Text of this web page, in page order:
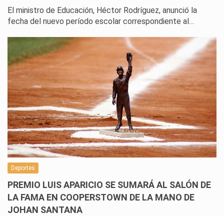
El ministro de Educación, Héctor Rodríguez, anunció la
fecha del nuevo período escolar correspondiente al…
Deportes
PREMIO LUIS APARICIO SE SUMARÁ AL SALÓN DE
LA FAMA EN COOPERSTOWN DE LA MANO DE
JOHAN SANTANA